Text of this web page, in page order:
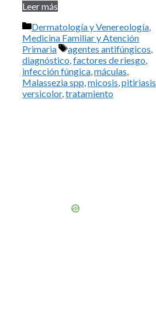
Leer más
Categorías
Dermatología y Venereología,
Medicina Familiar y Atención
Primaria
Etiquetas
agentes antifúngicos,
diagnóstico,factores de riesgo,
infección fúngica,máculas,
Malassezia spp,micosis,pitiriasis
versicolor,tratamiento